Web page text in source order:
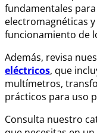
fundamentales
electromagnéticas
funcionamiento de
Además, revisa
eléctricos, que
multímetros,
prácticos para uso
Consulta nuestro